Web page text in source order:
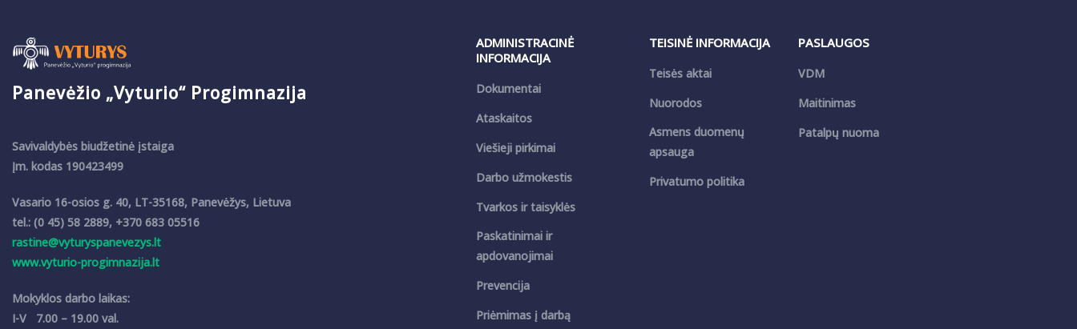
Panevėžio „Vyturio“ Progimnazija
Savivaldybės biudžetinė įstaiga
Įm. kodas 190423499
Vasario 16-osios g. 40, LT-35168, Panevėžys, Lietuva
tel.: (0 45) 58 2889, +370 683 05516
rastine@vyturyspanevezys.lt
www.vyturio-progimnazija.lt
Mokyklos darbo laikas:
I-V 7.00 – 19.00 val.
ADMINISTRACINĖ
INFORMACIJA
Dokumentai
Ataskaitos
Viešieji pirkimai
Darbo užmokestis
Tvarkos ir taisyklės
Paskatinimai ir
apdovanojimai
Prevencija
Priėmimas į darbą
TEISINĖ INFORMACIJA
Teisės aktai
Nuorodos
Asmens duomenų
apsauga
Privatumo politika
PASLAUGOS
VDM
Maitinimas
Patalpų nuoma